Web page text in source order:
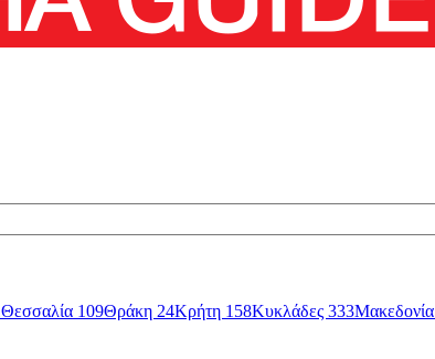
Θεσσαλία 109Θράκη 24Κρήτη 158Κυκλάδες 333Μακεδονία